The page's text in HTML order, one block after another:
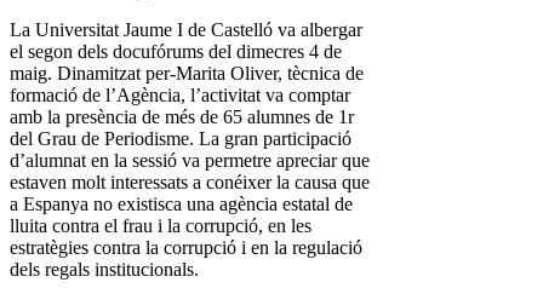
La Universitat Jaume I de Castelló va albergar
el segon dels docufórums del dimecres 4 de
maig. Dinamitzat per-Marita Oliver, tècnica de
formació de l’Agència, l’activitat va comptar
amb la presència de més de 65 alumnes de 1r
del Grau de Periodisme. La gran participació
d’alumnat en la sessió va permetre apreciar que
estaven molt interessats a conéixer la causa que
a Espanya no existisca una agència estatal de
lluita contra el frau i la corrupció, en les
estratègies contra la corrupció i en la regulació
dels regals institucionals.